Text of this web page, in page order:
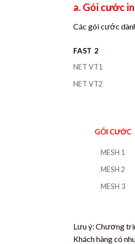
a. Gói cước
Các gói cước
FAST 2
NET VT1
NET VT2
GÓI CƯỚC
MESH 1
MESH 2
MESH 3
Lưu ý: Chương
Khách hàng có